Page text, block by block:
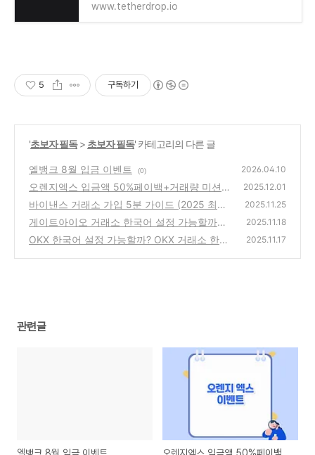
www.tetherdrop.io
5 구독하기
'초보자 필독> 초보자 필독' 카테고리의 다른 글
엘뱅크 8월 입금 이벤트 (0) 2026.04.10
오렌지엑스 입금액 50%페이백+거래량 미션
이벤트! (최대 5,000 USDT)
(2)
2025.12.01
바이낸스 거래소 가입 5분 가이드 (2025 최
신) 수수료 20% 페이백 받는 법까지!
(0)
2025.11.25
게이트아이오 거래소 한국어 설정 가능할까?
한글 사용법 + 80% 수수료 페이백 혜택까지
2025.11.18
OKX 한국어 설정 가능할까? OKX 거래소 한글
2025.11.17
관련글